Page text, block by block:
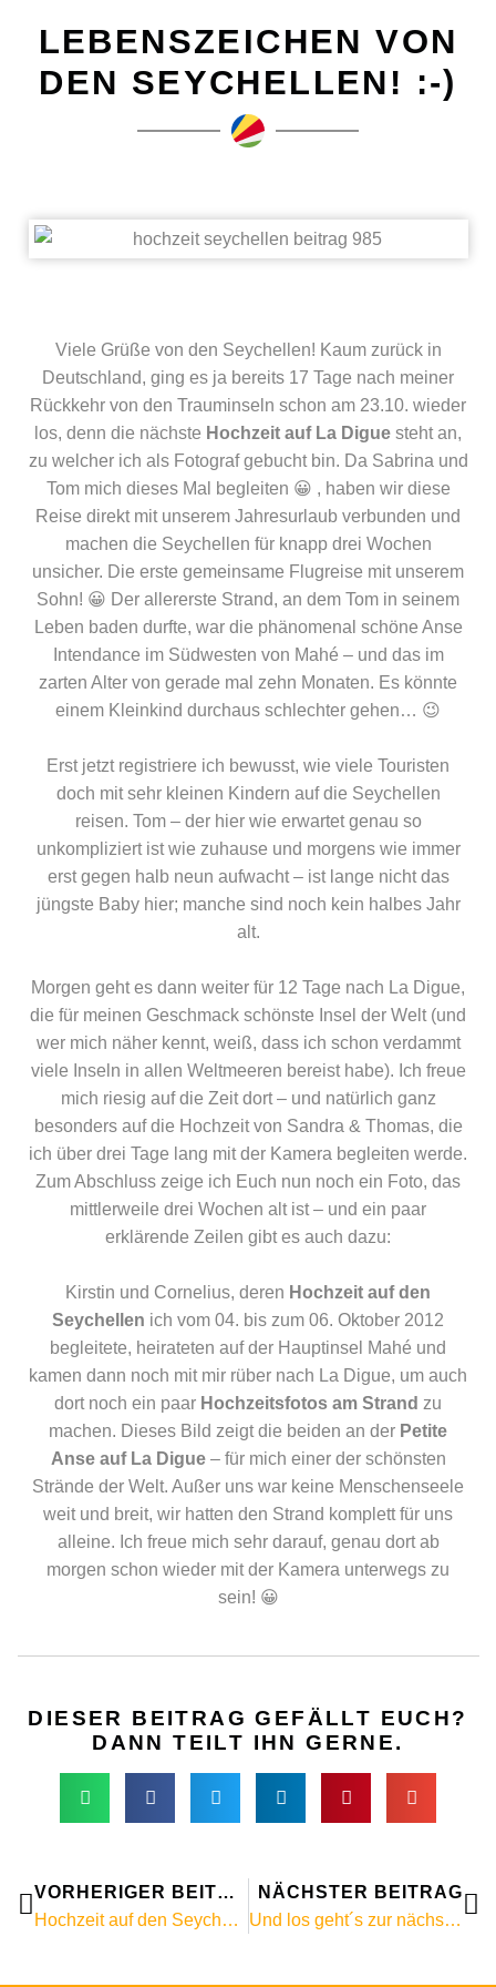
LEBENSZEICHEN VON
DEN SEYCHELLEN! :-)
Viele Grüße von den Seychellen! Kaum zurück in
Deutschland, ging es ja bereits 17 Tage nach meiner
Rückkehr von den Trauminseln schon am 23.10. wieder
los, denn die nächste Hochzeit auf La Digue steht an,
zu welcher ich als Fotograf gebucht bin. Da Sabrina und
Tom mich dieses Mal begleiten 😀 , haben wir diese
Reise direkt mit unserem Jahresurlaub verbunden und
machen die Seychellen für knapp drei Wochen
unsicher. Die erste gemeinsame Flugreise mit unserem
Sohn! 😀 Der allererste Strand, an dem Tom in seinem
Leben baden durfte, war die phänomenal schöne Anse
Intendance im Südwesten von Mahé – und das im
zarten Alter von gerade mal zehn Monaten. Es könnte
einem Kleinkind durchaus schlechter gehen… 😉
Erst jetzt registriere ich bewusst, wie viele Touristen
doch mit sehr kleinen Kindern auf die Seychellen
reisen. Tom – der hier wie erwartet genau so
unkompliziert ist wie zuhause und morgens wie immer
erst gegen halb neun aufwacht – ist lange nicht das
jüngste Baby hier; manche sind noch kein halbes Jahr
alt.
Morgen geht es dann weiter für 12 Tage nach La Digue,
die für meinen Geschmack schönste Insel der Welt (und
wer mich näher kennt, weiß, dass ich schon verdammt
viele Inseln in allen Weltmeeren bereist habe). Ich freue
mich riesig auf die Zeit dort – und natürlich ganz
besonders auf die Hochzeit von Sandra & Thomas, die
ich über drei Tage lang mit der Kamera begleiten werde.
Zum Abschluss zeige ich Euch nun noch ein Foto, das
mittlerweile drei Wochen alt ist – und ein paar
erklärende Zeilen gibt es auch dazu:
Kirstin und Cornelius, deren Hochzeit auf den
Seychellen ich vom 04. bis zum 06. Oktober 2012
begleitete, heirateten auf der Hauptinsel Mahé und
kamen dann noch mit mir rüber nach La Digue, um auch
dort noch ein paar Hochzeitsfotos am Strand zu
machen. Dieses Bild zeigt die beiden an der Petite
Anse auf La Digue– für mich einer der schönsten
Strände der Welt. Außer uns war keine Menschenseele
weit und breit, wir hatten den Strand komplett für uns
alleine. Ich freue mich sehr darauf, genau dort ab
morgen schon wieder mit der Kamera unterwegs zu
sein! 😀
DIESER BEITRAG GEFÄLLT EUCH?
DANN TEILT IHN GERNE.
Zurück
VORHERIGER BEITRAG
Hochzeit auf den Seychellen / Hochzeitsfotograf Seychellen
NÄCHSTER BEITRAG
Und los geht´s zur nächsten Hochzeit auf den Seychellen! :-)